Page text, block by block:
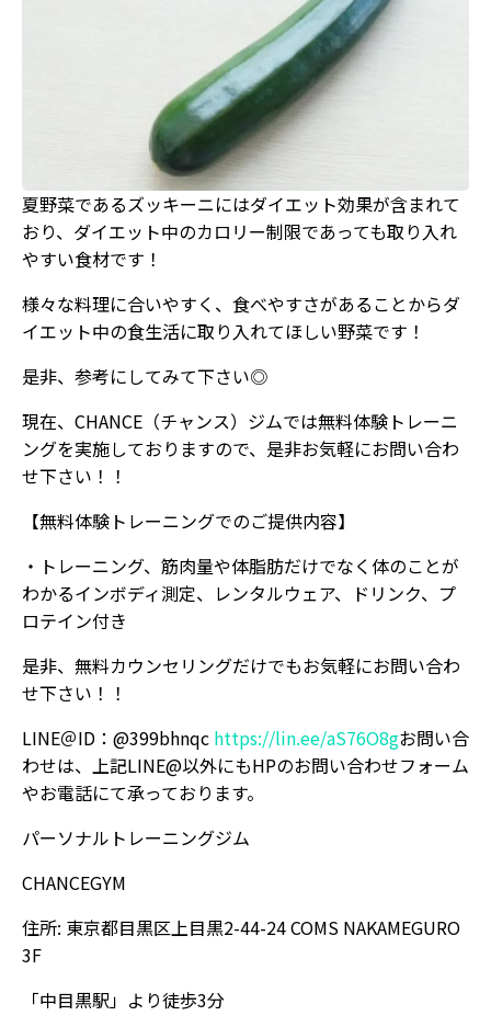
夏野菜であるズッキーニにはダイエット効果が含まれて
おり、ダイエット中のカロリー制限であっても取り入れ
やすい食材です！
様々な料理に合いやすく、食べやすさがあることからダ
イエット中の食生活に取り入れてほしい野菜です！
是非、参考にしてみて下さい◎
現在、CHANCE（チャンス）ジムでは無料体験トレーニ
ングを実施しておりますので、是非お気軽にお問い合わ
せ下さい！！
【無料体験トレーニングでのご提供内容】
・トレーニング、筋肉量や体脂肪だけでなく体のことが
わかるインボディ測定、レンタルウェア、ドリンク、プ
ロテイン付き
是非、無料カウンセリングだけでもお気軽にお問い合わ
せ下さい！！
LINE＠ID：@399bhnqc https://lin.ee/aS76O8gお問い合
わせは、上記LINE@以外にもHPのお問い合わせフォーム
やお電話にて承っております。
パーソナルトレーニングジム
CHANCEGYM
住所: 東京都目黒区上目黒2-44-24 COMS NAKAMEGURO
3F
「中目黒駅」より徒歩3分